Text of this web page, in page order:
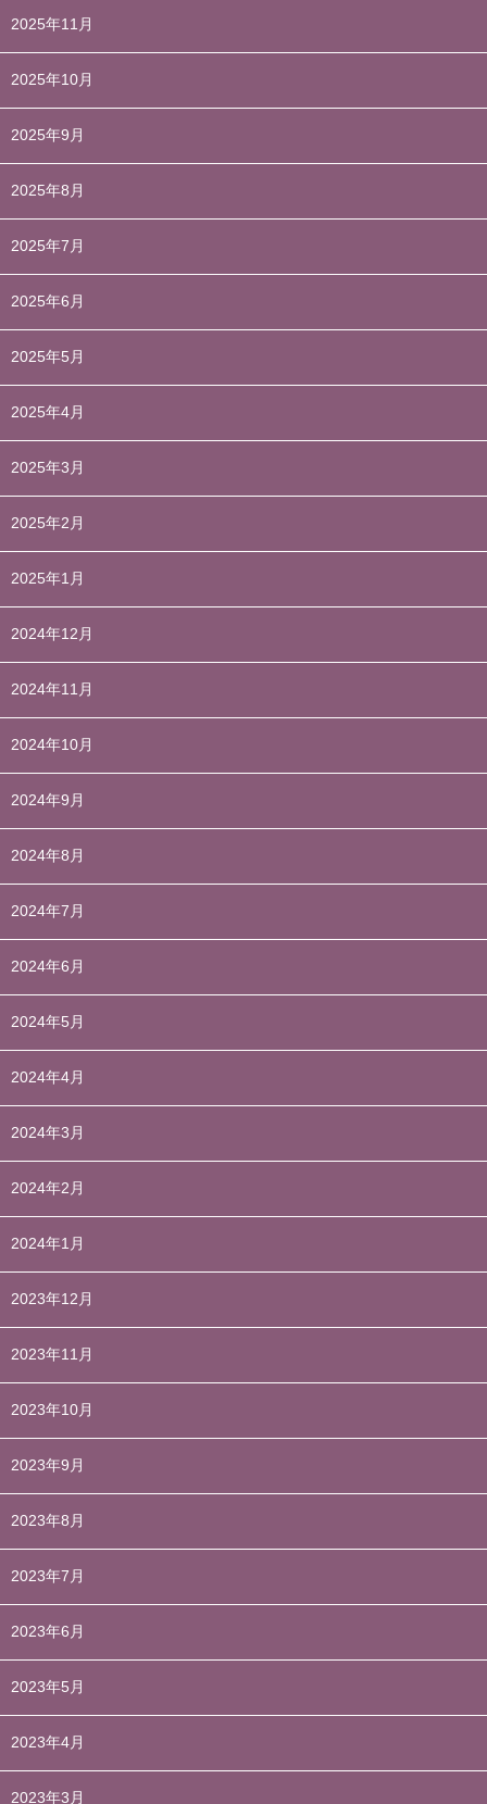
2025年11月
2025年10月
2025年9月
2025年8月
2025年7月
2025年6月
2025年5月
2025年4月
2025年3月
2025年2月
2025年1月
2024年12月
2024年11月
2024年10月
2024年9月
2024年8月
2024年7月
2024年6月
2024年5月
2024年4月
2024年3月
2024年2月
2024年1月
2023年12月
2023年11月
2023年10月
2023年9月
2023年8月
2023年7月
2023年6月
2023年5月
2023年4月
2023年3月